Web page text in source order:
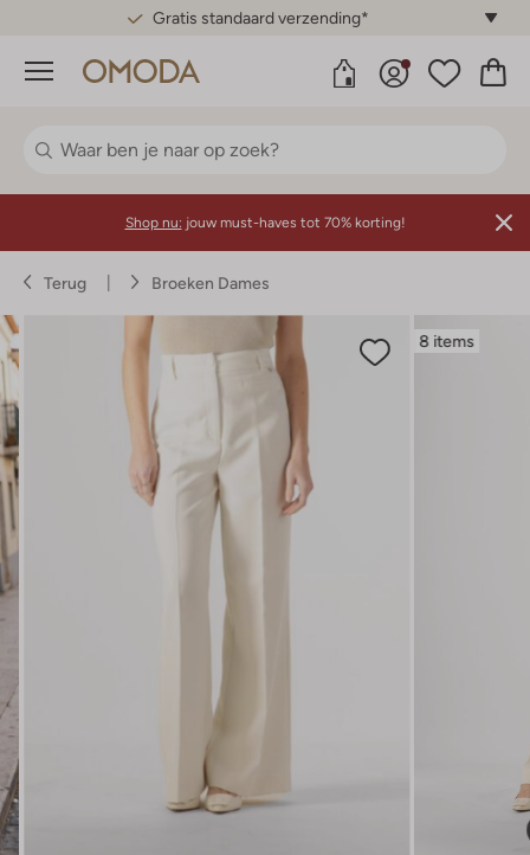
Gratis standaard verzending*
Menu
Shop nu: jouw must-haves tot 70% korting!
Terug Broeken Dames
8 items